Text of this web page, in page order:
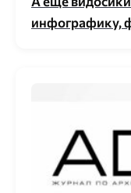
инфографику,